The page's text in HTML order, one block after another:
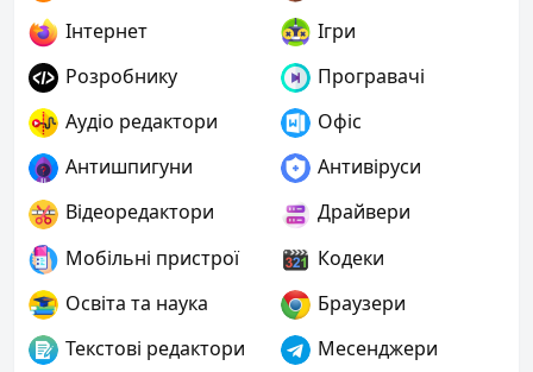
Інтернет
Ігри
Розробнику
Програвачі
Аудіо редактори
Офіс
Антишпигуни
Антивіруси
Відеоредактори
Драйвери
Мобільні пристрої
Кодеки
Освіта та наука
Браузери
Текстові редактори
Месенджери